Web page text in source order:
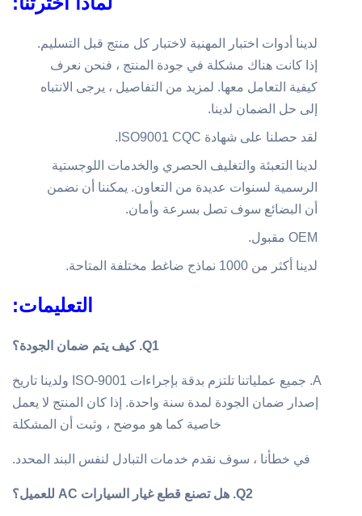
لدينا أدوات اختبار المهنية لاختبار كل منتج قبل التسليم.
إذا كانت هناك مشكلة في جودة المنتج ، فنحن نعرف
كيفية التعامل معها. لمزيد من التفاصيل ، يرجى الانتباه
إلى حل الضمان لدينا.
لقد حصلنا على شهادة ISO9001 CQC.
لدينا التعبئة والتغليف الحصري والخدمات اللوجستية
الرسمية لسنوات عديدة من التعاون. يمكننا أن نضمن
أن البضائع سوف تصل بسرعة وأمان.
OEM مقبول.
لدينا أكثر من 1000 نماذج ضاغط مختلفة المتاحة.
التعليمات:
Q1. كيف يتم ضمان الجودة؟
A. جميع عملياتنا تلتزم بدقة بإجراءات ISO-9001 ولدينا تاريخ
إصدار ضمان الجودة لمدة سنة واحدة. إذا كان المنتج لا يعمل
خاصية كما هو موضح ، وثبت أن المشكلة
في خطأنا ، سوف نقدم خدمات التبادل لنفس البند المحدد.
Q2. هل تصنع قطع غيار السيارات AC للعميل؟